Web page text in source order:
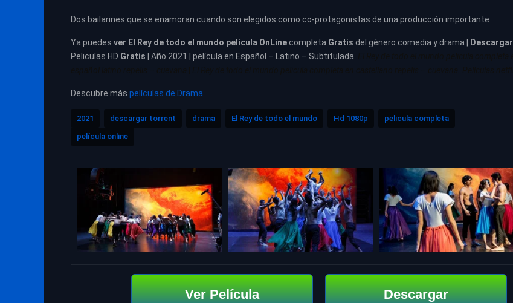
Dos bailarines que se enamoran cuando son elegidos como co-protagonistas de una producción importante
Ya puedes ver El Rey de todo el mundo película OnLinecompleta Gratis del género comedia y drama | Descargar
Peliculas HD Gratis | Año 2021 | película en Español – Latino – Subtitulada.
Descubre más películas de Drama
2021 descargar torrent drama El Rey de todo el mundo Hd 1080p
pelicula completa
película online
Ver Película Descargar